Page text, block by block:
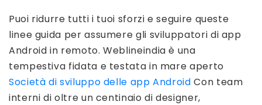
Puoi ridurre tutti i tuoi sforzi e seguire queste
linee guida per assumere gli sviluppatori di app
Android in remoto. Weblineindia è una
tempestiva fidata e testata in mare aperto
Società di sviluppo delle app AndroidCon team
interni di oltre un centinaio di designer,